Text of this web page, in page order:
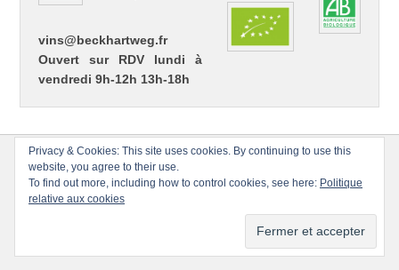
vins@beckhartweg.fr
Ouvert sur RDV lundi à
vendredi 9h-12h 13h-18h
Florian BECK-HARTWEGTous droits réservés.
Thèmes Catch
Privacy & Cookies: This site uses cookies. By continuing to use this
website, you agree to their use.
To find out more, including how to control cookies, see here: Politique
relative aux cookies